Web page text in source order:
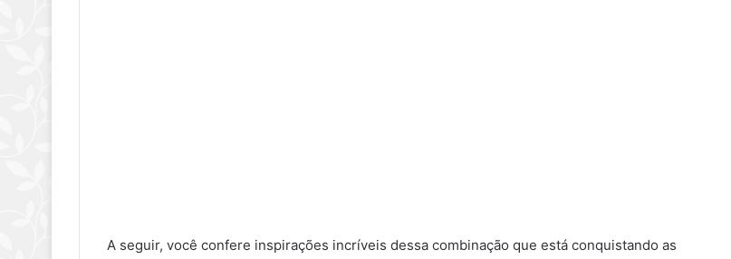
A seguir, você confere inspirações incríveis dessa combinação que está conquistando as